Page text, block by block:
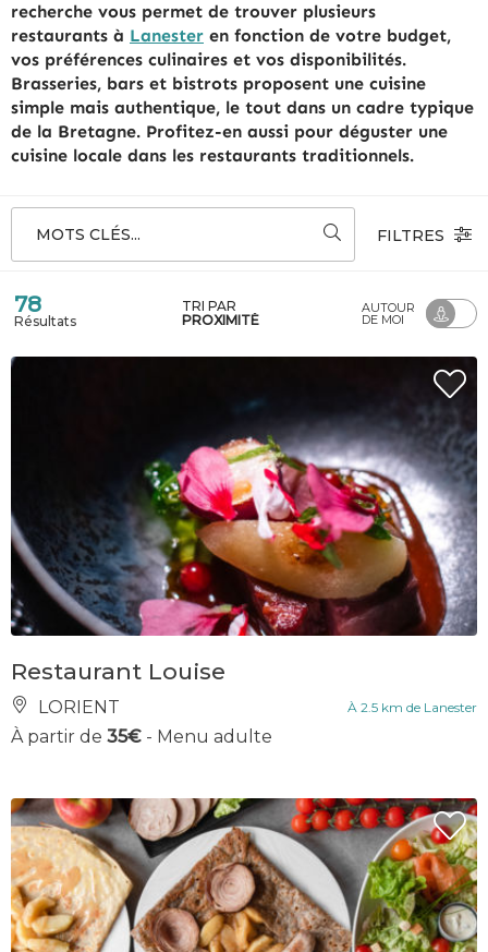
recherche vous permet de trouver plusieurs
restaurants à Lanester en fonction de votre budget,
vos préférences culinaires et vos disponibilités.
Brasseries, bars et bistrots proposent une cuisine
simple mais authentique, le tout dans un cadre typique
de la Bretagne. Profitez-en aussi pour déguster une
cuisine locale dans les restaurants traditionnels.
MOTS CLÉS... FILTRES
78
Résultats
TRI PAR
PROXIMITÉ
AUTOUR
DE MOI
Restaurant Louise
LORIENT À 2.5 km de Lanester
À partir de 35€ - Menu adulte